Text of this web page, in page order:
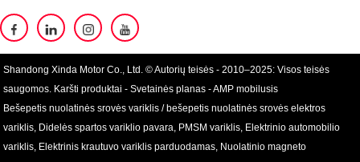
Shandong Xinda Motor Co., Ltd. © Autorių teisės - 2010–2025: Visos teisės
saugomos. Karšti produktai -Svetainės planas -AMP mobilusis
Bešepetis nuolatinės srovės variklis / bešepetis nuolatinės srovės elektros
variklis, Didelės spartos variklio pavara, PMSM variklis, Elektrinio automobilio
variklis, Elektrinis krautuvo variklis parduodamas, Nuolatinio magneto